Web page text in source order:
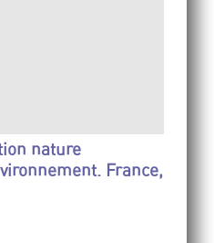
nature
France,